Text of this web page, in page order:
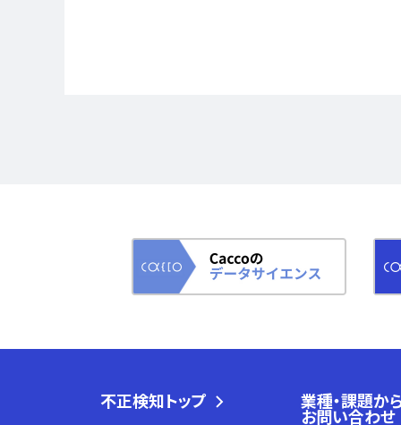
不正検知トップ
業種・課題か
お問い合わせ